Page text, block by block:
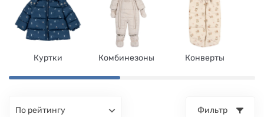
Куртки Комбинезоны Конверты
по рейтингу Фильтр